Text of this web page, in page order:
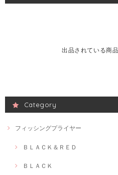
出品されている商
Category
フィッシングプライヤー
ＢＬＡＣＫ＆ＲＥＤ
ＢＬＡＣＫ